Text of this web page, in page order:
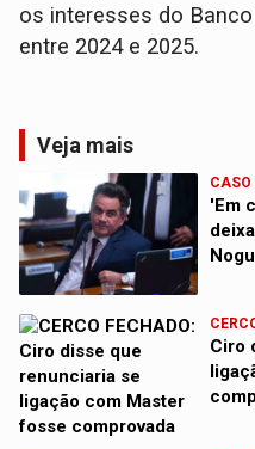
os interesses do
entre 2024 e 2025.
Veja mais
CASO
'Em
Ciro